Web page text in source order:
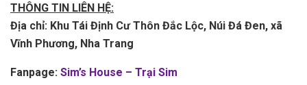
THÔNG TIN LIÊN HỆ:
Địa chỉ: Khu Tái Định Cư Thôn Đắc Lộc, Núi Đá Đen, xã
Vĩnh Phương, Nha Trang
Fanpage: Sim’s House – Trại Sim